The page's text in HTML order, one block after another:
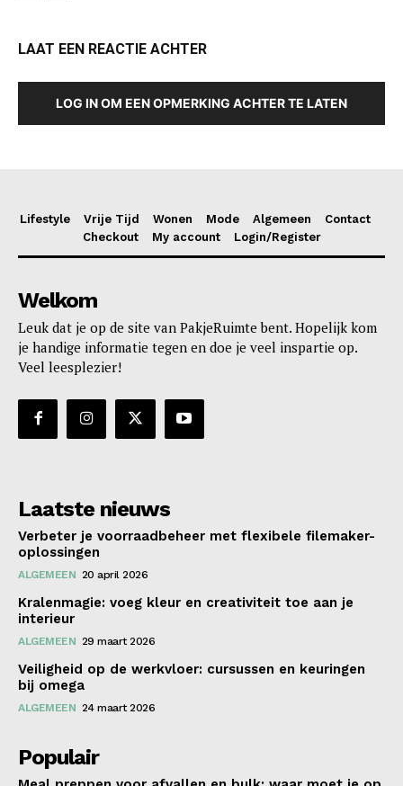
LAAT EEN REACTIE ACHTER
LOG IN OM EEN OPMERKING ACHTER TE LATEN
Lifestyle Vrije Tijd Wonen Mode Algemeen
Contact
Checkout
My account Login/Register
Welkom
Leuk dat je op de site van PakjeRuimte bent. Hopelijk kom
je handige informatie tegen en doe je veel inspartie op.
Veel leesplezier!
Laatste nieuws
Verbeter je voorraadbeheer met flexibele filemaker-
oplossingen
ALGEMEEN 20 april 2026
Kralenmagie: voeg kleur en creativiteit toe aan je
interieur
ALGEMEEN 29 maart 2026
Veiligheid op de werkvloer: cursussen en keuringen
bij omega
ALGEMEEN 24 maart 2026
Populair